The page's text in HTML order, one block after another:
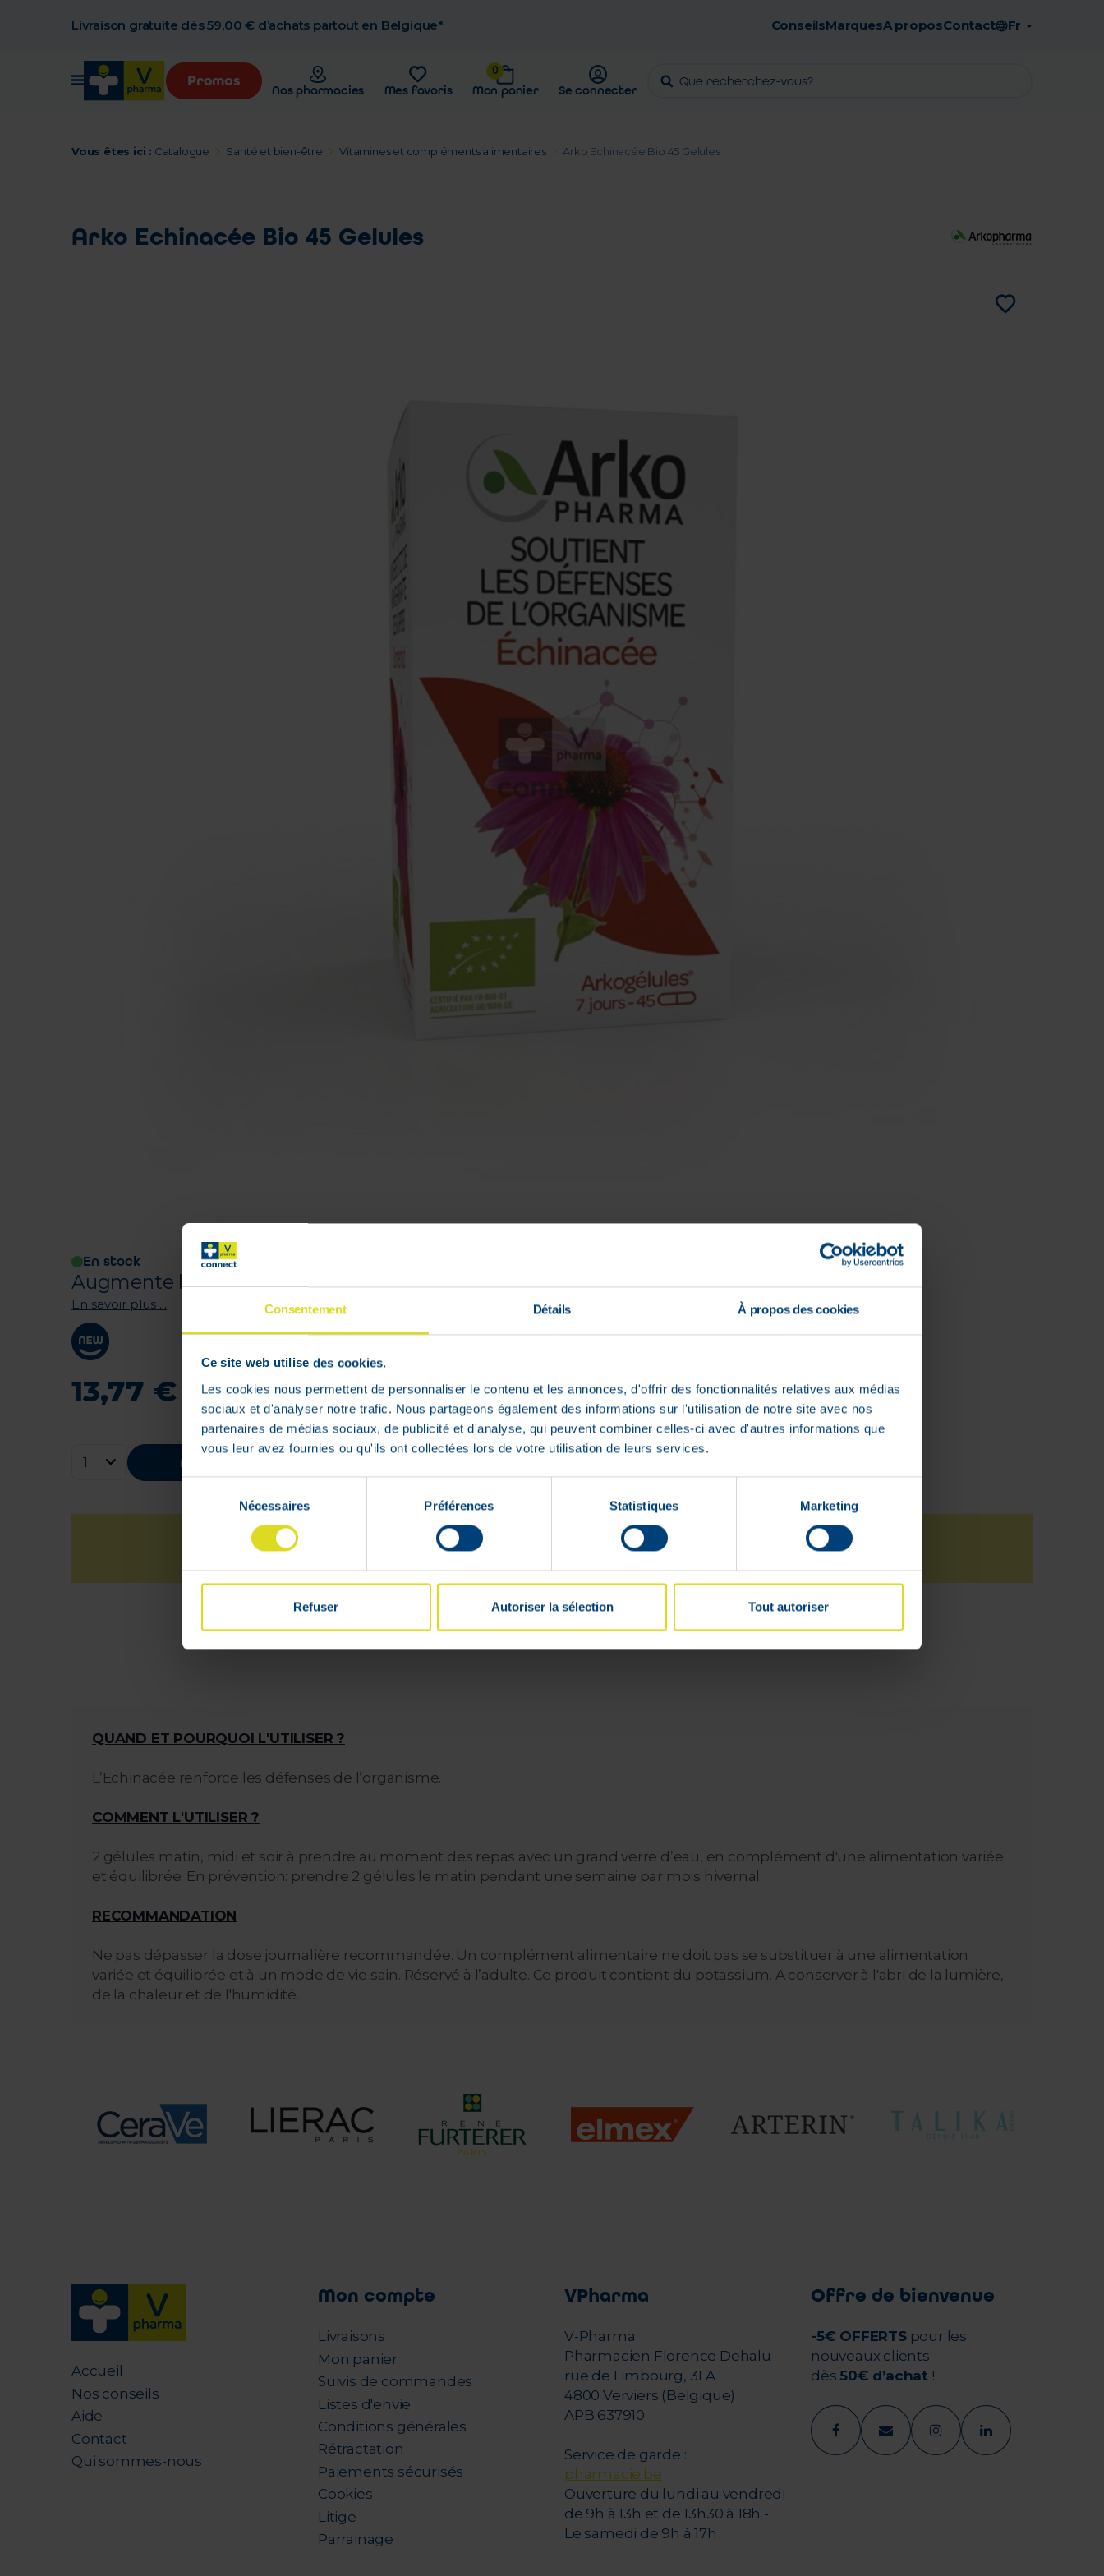
Consentement Détails À propos des cookies
Ce site web utilise des cookies.
Les cookies nous permettent de personnaliser le contenu et les annonces, d'offrir des fonctionnalités relatives aux médias
sociaux et d'analyser notre trafic. Nous partageons également des informations sur l'utilisation de notre site avec nos
partenaires de médias sociaux, de publicité et d'analyse, qui peuvent combiner celles-ci avec d'autres informations que
vous leur avez fournies ou qu'ils ont collectées lors de votre utilisation de leurs services.
consentement
Nécessaires Préférences Statistiques Marketing
Refuser Autoriser la sélection Tout autoriser
Livraison gratuite dès 59,00 € d’achats partout en Belgique* Retrait en pharmacie gratuit
ConseilsMarquesA proposContact Fr
Promos
Nos pharmacies Mes favoris
0
Mon panier Se connecter
Vous êtes ici : Catalogue Santé et bien-être Vitamines et compléments alimentaires Arko Echinacée Bio 45 Gelules
Arko Echinacée Bio 45 Gelules
En stock
Augmente la résistance de l'organisme.
En savoir plus ...
13,77 €
Ajouter au panier
Livraison rapide et gratuite
à partir de 59 €
sécurisé garanti
QUAND ET POURQUOI L'UTILISER ?
L’Echinacée renforce les défenses de l’organisme.
COMMENT L'UTILISER ?
2 gélules matin, midi et soir à prendre au moment des repas avec un grand verre d’eau, en complément d'une alimentation variée
et équilibrée. En prévention: prendre 2 gélules le matin pendant une semaine par mois hivernal.
RECOMMANDATION
Ne pas dépasser la dose journalière recommandée. Un complément alimentaire ne doit pas se substituer à une alimentation
variée et équilibrée et à un mode de vie sain. Réservé à l’adulte. Ce produit contient du potassium. A conserver à l'abri de la lumière,
de la chaleur et de l'humidité.
Accueil
Nos conseils
Aide
Contact
Qui sommes-nous
Mon compte
Livraisons
Mon panier
Suivis de commandes
Listes d'envie
Conditions générales
Rétractation
Paiements sécurisés
Cookies
Litige
Parrainage
VPharma
V-Pharma
Pharmacien Florence Dehalu
rue de Limbourg, 31 A
4800 Verviers (Belgique)
APB 637910
Service de garde :
pharmacie.be
Ouverture du lundi au vendredi
de 9h à 13h et de 13h30 à 18h -
Le samedi de 9h à 17h
Offre de bienvenue
-5€ OFFERTSpour les
nouveaux clients
dès50€ d’achat !